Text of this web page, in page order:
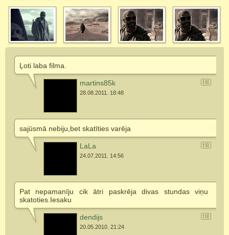
Ļoti laba filma.
martins85k
28.08.2011. 18:48
sajūsmā nebiju,bet skatīties varēja
LaLa
24.07.2011. 14:56
Pat nepamanīju cik ātri paskrēja divas stundas viņu
skatoties.Iesaku
dendijs
20.05.2010. 21:24